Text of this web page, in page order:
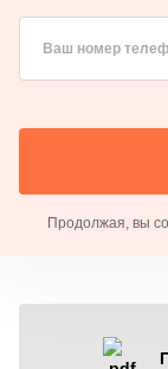
Ваш номер
Продолжая, вы